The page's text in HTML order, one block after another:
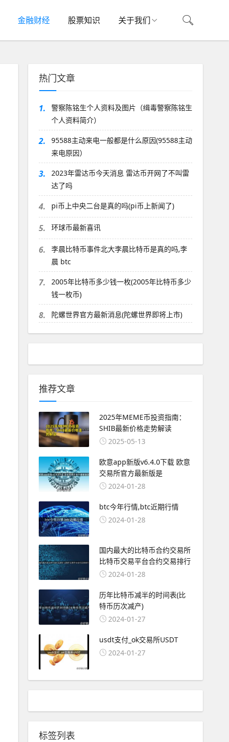
金融财经 股票知识 关于我们
热门文章
1.
警察陈铭生个人资料及图片（缉毒警察陈铭生
个人资料简介）
2.
95588主动来电一般都是什么原因(95588主动
来电原因）
3.
2023年雷达币今天消息 雷达币开网了不叫雷
达了吗
4. pi币上中央二台是真的吗(pi币上新闻了)
5. 环球币最新喜讯
6.
李晨比特币事件北大李晨比特币是真的吗,李
晨 btc
7.
2005年比特币多少钱一枚(2005年比特币多少
钱一枚币)
8. 陀螺世界官方最新消息(陀螺世界即将上市)
推荐文章
2025年MEME币投资指南：
SHIB最新价格走势解读
2025-05-13
欧意app新版v6.4.0下载 欧意
交易所官方最新版是
2024-01-28
btc今年行情,btc近期行情
2024-01-28
国内最大的比特币合约交易所
比特币交易平台合约交易排行
2024-01-28
历年比特币减半的时间表(比
特币历次减产)
2024-01-27
usdt支付_ok交易所USDT
2024-01-27
标签列表